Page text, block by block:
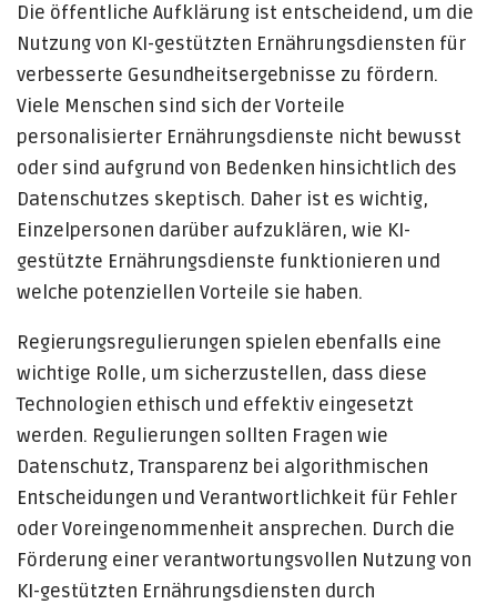
Die öffentliche Aufklärung ist entscheidend, um die
Nutzung von KI-gestützten Ernährungsdiensten für
verbesserte Gesundheitsergebnisse zu fördern.
Viele Menschen sind sich der Vorteile
personalisierter Ernährungsdienste nicht bewusst
oder sind aufgrund von Bedenken hinsichtlich des
Datenschutzes skeptisch. Daher ist es wichtig,
Einzelpersonen darüber aufzuklären, wie KI-
gestützte Ernährungsdienste funktionieren und
welche potenziellen Vorteile sie haben.
Regierungsregulierungen spielen ebenfalls eine
wichtige Rolle, um sicherzustellen, dass diese
Technologien ethisch und effektiv eingesetzt
werden. Regulierungen sollten Fragen wie
Datenschutz, Transparenz bei algorithmischen
Entscheidungen und Verantwortlichkeit für Fehler
oder Voreingenommenheit ansprechen. Durch die
Förderung einer verantwortungsvollen Nutzung von
KI-gestützten Ernährungsdiensten durch